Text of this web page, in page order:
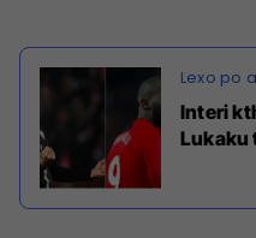
Interi
Lukaku